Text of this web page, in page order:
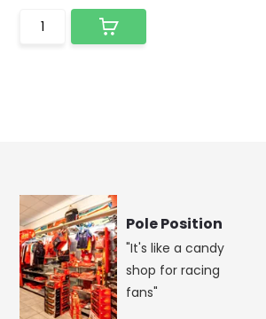
Pole Position
"It's like a candy
shop for racing
fans"